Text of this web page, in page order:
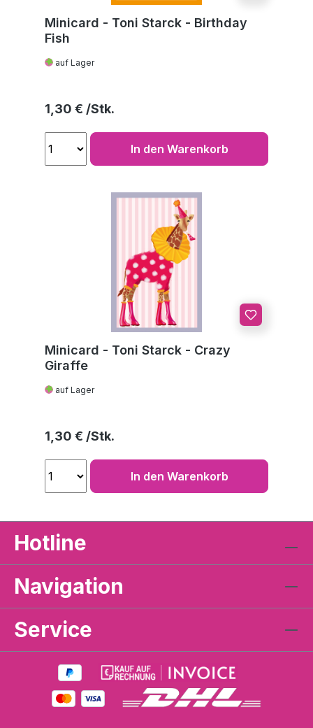
Minicard - Toni Starck - Birthday
Fish
auf Lager
Regulärer Preis:
1,30 €
In den Warenkorb
Minicard - Toni Starck - Crazy
Giraffe
auf Lager
Regulärer Preis:
1,30 €
In den Warenkorb
Hotline
Navigation
Service